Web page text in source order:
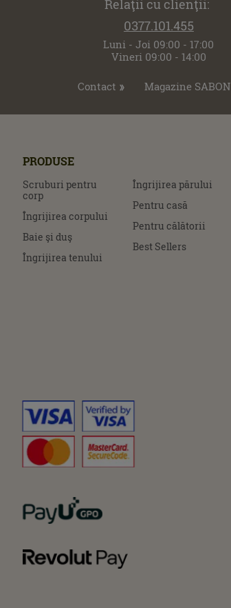
Relaţii cu clienţii:
0377.101.455
Luni - Joi 09:00 - 17:00
Vineri 09:00 - 14:00
Contact Magazine SABON
PRODUSE
Scruburi pentru
corp
Îngrijirea corpului
Baie şi duş
Îngrijirea tenului
Îngrijirea părului
Pentru casă
Pentru călătorii
Best Sellers